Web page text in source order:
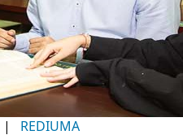
| REDIUMA